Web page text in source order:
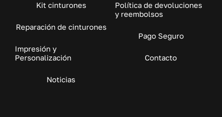
Kit cinturones
Reparación de cinturones
Impresión y
Personalización
Noticias
Política de devoluciones
y reembolsos
Pago Seguro
Contacto